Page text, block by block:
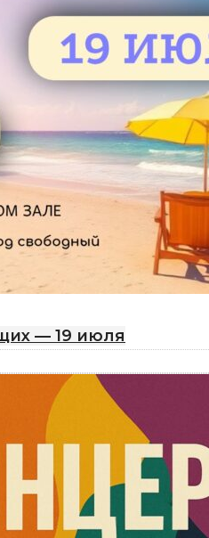
— 19 июля